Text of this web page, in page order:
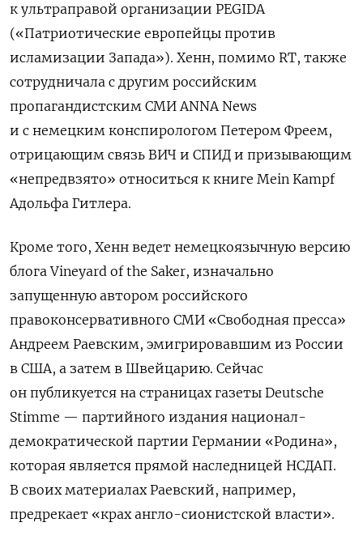
к ультраправой организации PEGIDA
(«Патриотические европейцы против
исламизации Запада»). Хенн, помимо RT, также
сотрудничала с другим российским
пропагандистским СМИ ANNA News
и с немецким конспирологом Петером Фреем,
отрицающим связь ВИЧ и СПИД и призывающим
«непредвзято» относиться к книге Mein Kampf
Адольфа Гитлера.
Кроме того, Хенн ведет немецкоязычную версию
блога Vineyard of the Saker, изначально
запущенную автором российского
правоконсервативного СМИ «Свободная пресса»
Андреем Раевским, эмигрировавшим из России
в США, а затем в Швейцарию. Сейчас
он публикуется на страницах газеты Deutsche
Stimme — партийного издания национал-
демократической партии Германии «Родина»,
которая является прямой наследницей НСДАП.
В своих материалах Раевский, например,
предрекает «крах англо-сионистской власти».